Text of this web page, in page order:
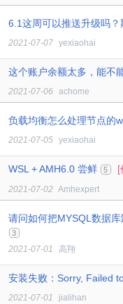
6.1这周可以推送升级吗？
2021-07-07 yexiaohai
这个账户余额太多，能不
2021-07-06 achome
负载均衡怎么处理节点的
2021-07-05 yexiaohai
WSL + AMH6.0 尝鲜 5 [
2021-07-02 Amhexpert
请问如何把MYSQL数据
3
2021-07-01 高翔
安装失败：Sorry, Failed
2021-07-01 jialihan